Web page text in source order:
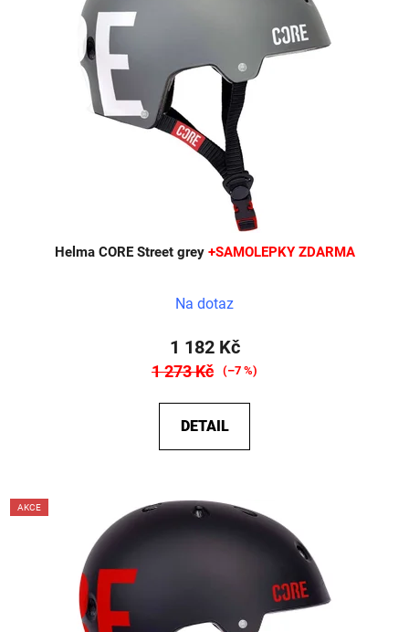
Helma CORE Street grey +SAMOLEPKY ZDARMA
Na dotaz
1 182 Kč
1 273 Kč (–7 %)
DETAIL
AKCE